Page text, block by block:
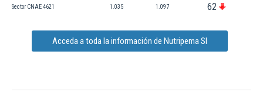
Sector CNAE 4621 1.035 1.097 62
Acceda a toda la información de Nutripema Sl